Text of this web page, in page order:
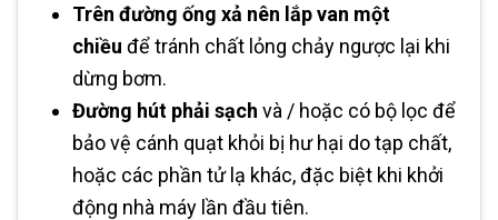
Trên đường ống xả nên lắp van một
chiều để tránh chất lỏng chảy ngược lại khi
dừng bơm.
Đường hút phải sạch và / hoặc có bộ lọc để
bảo vệ cánh quạt khỏi bị hư hại do tạp chất,
hoặc các phần tử lạ khác, đặc biệt khi khởi
động nhà máy lần đầu tiên.